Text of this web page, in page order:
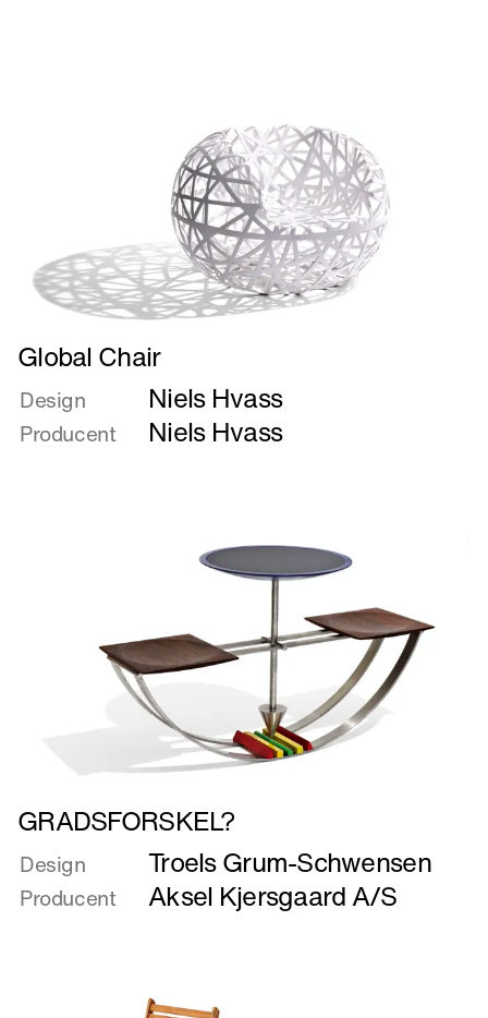
Læs
mere
om
Global
Chair
Global Chair
Design Niels Hvass
Producent Niels Hvass
Læs
mere
om
GRADSFORSKEL?
GRADSFORSKEL?
Design Troels Grum-Schwensen
Producent Aksel Kjersgaard A/S